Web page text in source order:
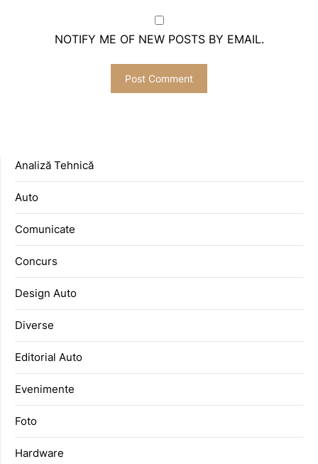
NOTIFY ME OF NEW POSTS BY EMAIL.
Analiză Tehnică
Auto
Comunicate
Concurs
Design Auto
Diverse
Editorial Auto
Evenimente
Foto
Hardware